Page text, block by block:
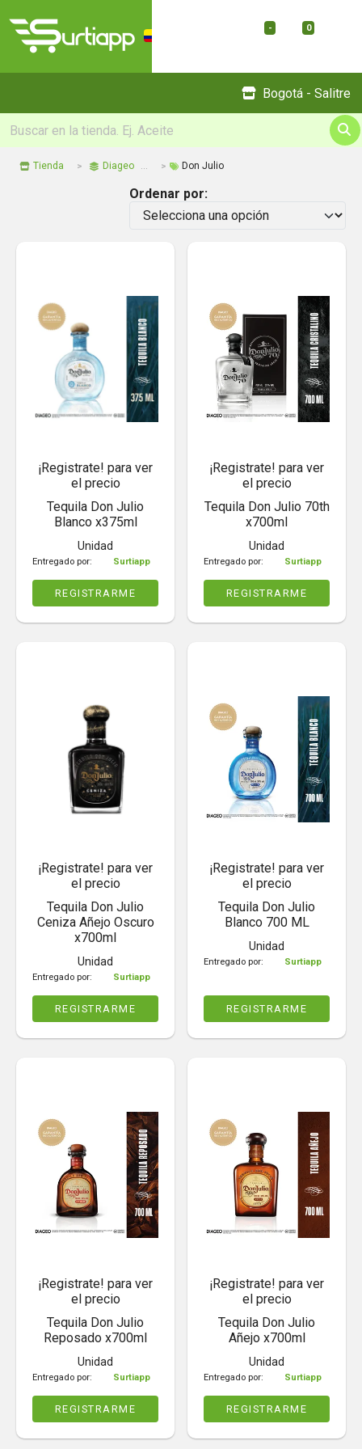
- 0
Bogotá - Salitre
Tienda Diageo Don Julio
Ordenar por:
¡Registrate! para ver
el precio
Tequila Don Julio
Blanco x375ml
Unidad
Entregado por: Surtiapp
REGISTRARME
¡Registrate! para ver
el precio
Tequila Don Julio 70th
x700ml
Unidad
Entregado por: Surtiapp
REGISTRARME
¡Registrate! para ver
el precio
Tequila Don Julio
Ceniza Añejo Oscuro
x700ml
Unidad
Entregado por: Surtiapp
REGISTRARME
¡Registrate! para ver
el precio
Tequila Don Julio
Blanco 700 ML
Unidad
Entregado por: Surtiapp
REGISTRARME
¡Registrate! para ver
el precio
Tequila Don Julio
Reposado x700ml
Unidad
Entregado por: Surtiapp
REGISTRARME
¡Registrate! para ver
el precio
Tequila Don Julio
Añejo x700ml
Unidad
Entregado por: Surtiapp
REGISTRARME